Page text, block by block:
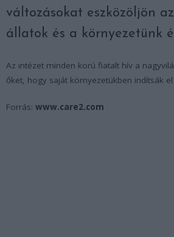
változásokat eszközöljön
állatok és a környezetünk
Az intézet minden korú fiatalt hív a
őket, hogy saját környezetükben indítsák
Forrás: www.care2.com